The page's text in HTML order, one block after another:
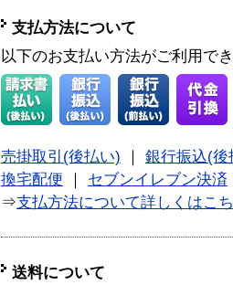
支払方法について
以下のお支払い方法がご利用で
売掛取引(後払い)
銀行振込(後
換宅配便
セブンイレブン決済
⇒支払方法について詳しくはこ
送料について